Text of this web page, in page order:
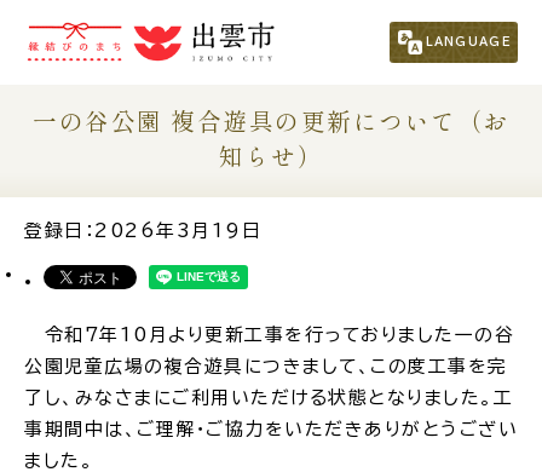
LANGUAGE
市民の方 （くらし・行政・議会）
事業者の方
For Foreigners
外国人の方へ
新着情報一覧
一の谷公園 複合遊具の更新について（お
知らせ）
登録日：2026年3月19日
令和7年10月より更新工事を行っておりました一の谷
公園児童広場の複合遊具につきまして、この度工事を完
了し、みなさまにご利用いただける状態となりました。工
事期間中は、ご理解・ご協力をいただきありがとうござい
ました。